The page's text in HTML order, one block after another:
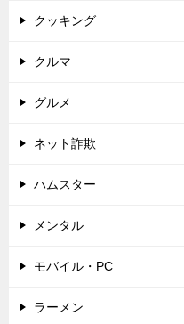
クッキング
クルマ
グルメ
ネット詐欺
ハムスター
メンタル
モバイル・PC
ラーメン